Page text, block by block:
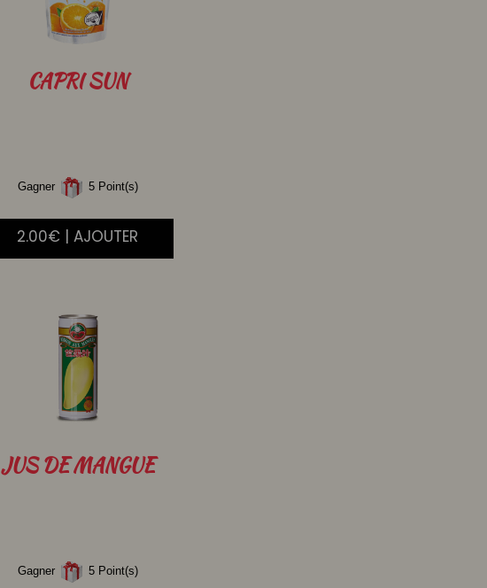
CAPRISUN
Gagner 5 Point(s)
2.00€ | AJOUTER
JUSDE MANGUE
Gagner 5 Point(s)